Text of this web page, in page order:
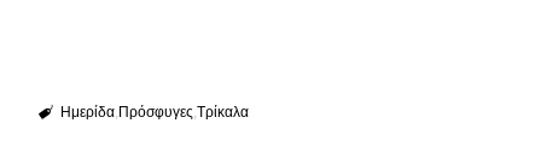
Ημερίδα Πρόσφυγες Τρίκαλα